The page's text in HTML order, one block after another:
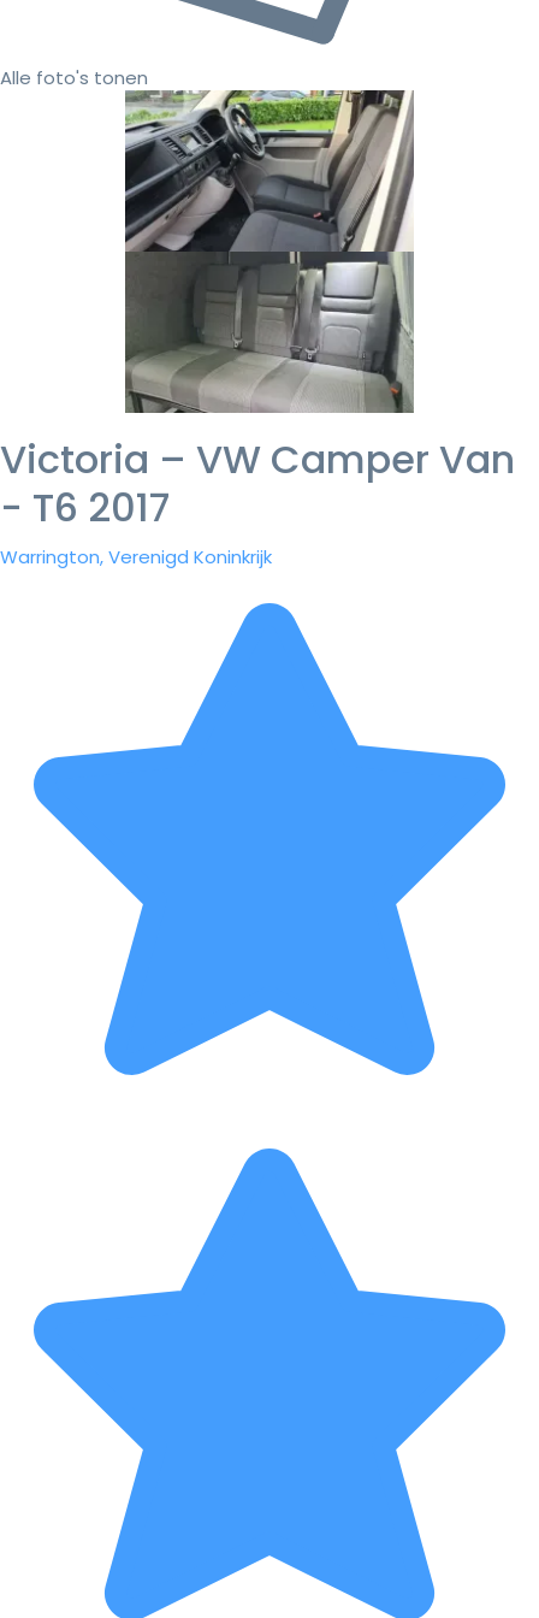
Alle foto's tonen
Victoria – VW Camper Van
- T6 2017
Warrington, Verenigd Koninkrijk